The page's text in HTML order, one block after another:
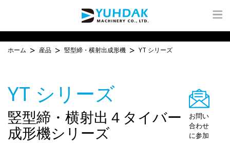
ホーム 産品 竪型締・横射出成形機 YT シリーズ
YT シリーズ
竪型締・横射出４タイバー
成形機シリーズ
お問い
合わせ
に参加